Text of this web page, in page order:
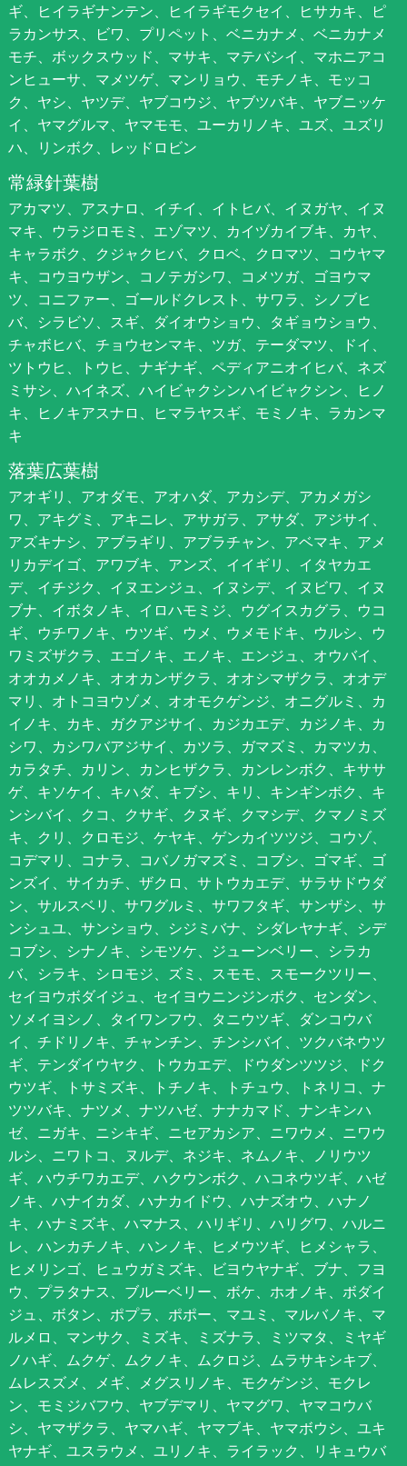
ギ、ヒイラギナンテン、ヒイラギモクセイ、ヒサカキ、ピ
ラカンサス、ビワ、プリペット、ベニカナメ、ベニカナメ
モチ、ボックスウッド、マサキ、マテバシイ、マホニアコ
ンヒューサ、マメツゲ、マンリョウ、モチノキ、モッコ
ク、ヤシ、ヤツデ、ヤブコウジ、ヤブツバキ、ヤブニッケ
イ、ヤマグルマ、ヤマモモ、ユーカリノキ、ユズ、ユズリ
ハ、リンボク、レッドロビン
常緑針葉樹
アカマツ、アスナロ、イチイ、イトヒバ、イヌガヤ、イヌ
マキ、ウラジロモミ、エゾマツ、カイヅカイブキ、カヤ、
キャラボク、クジャクヒバ、クロベ、クロマツ、コウヤマ
キ、コウヨウザン、コノテガシワ、コメツガ、ゴヨウマ
ツ、コニファー、ゴールドクレスト、サワラ、シノブヒ
バ、シラビソ、スギ、ダイオウショウ、タギョウショウ、
チャボヒバ、チョウセンマキ、ツガ、テーダマツ、ドイ、
ツトウヒ、トウヒ、ナギナギ、ペディアニオイヒバ、ネズ
ミサシ、ハイネズ、ハイビャクシンハイビャクシン、ヒノ
キ、ヒノキアスナロ、ヒマラヤスギ、モミノキ、ラカンマ
キ
落葉広葉樹
アオギリ、アオダモ、アオハダ、アカシデ、アカメガシ
ワ、アキグミ、アキニレ、アサガラ、アサダ、アジサイ、
アズキナシ、アブラギリ、アブラチャン、アベマキ、アメ
リカデイゴ、アワブキ、アンズ、イイギリ、イタヤカエ
デ、イチジク、イヌエンジュ、イヌシデ、イヌビワ、イヌ
ブナ、イボタノキ、イロハモミジ、ウグイスカグラ、ウコ
ギ、ウチワノキ、ウツギ、ウメ、ウメモドキ、ウルシ、ウ
ワミズザクラ、エゴノキ、エノキ、エンジュ、オウバイ、
オオカメノキ、オオカンザクラ、オオシマザクラ、オオデ
マリ、オトコヨウゾメ、オオモクゲンジ、オニグルミ、カ
イノキ、カキ、ガクアジサイ、カジカエデ、カジノキ、カ
シワ、カシワバアジサイ、カツラ、ガマズミ、カマツカ、
カラタチ、カリン、カンヒザクラ、カンレンボク、キササ
ゲ、キソケイ、キハダ、キブシ、キリ、キンギンボク、キ
ンシバイ、クコ、クサギ、クヌギ、クマシデ、クマノミズ
キ、クリ、クロモジ、ケヤキ、ゲンカイツツジ、コウゾ、
コデマリ、コナラ、コバノガマズミ、コブシ、ゴマギ、ゴ
ンズイ、サイカチ、ザクロ、サトウカエデ、サラサドウダ
ン、サルスベリ、サワグルミ、サワフタギ、サンザシ、サ
ンシュユ、サンショウ、シジミバナ、シダレヤナギ、シデ
コブシ、シナノキ、シモツケ、ジューンベリー、シラカ
バ、シラキ、シロモジ、ズミ、スモモ、スモークツリー、
セイヨウボダイジュ、セイヨウニンジンボク、センダン、
ソメイヨシノ、タイワンフウ、タニウツギ、ダンコウバ
イ、チドリノキ、チャンチン、チンシバイ、ツクバネウツ
ギ、テンダイウヤク、トウカエデ、ドウダンツツジ、ドク
ウツギ、トサミズキ、トチノキ、トチュウ、トネリコ、ナ
ツツバキ、ナツメ、ナツハゼ、ナナカマド、ナンキンハ
ゼ、ニガキ、ニシキギ、ニセアカシア、ニワウメ、ニワウ
ルシ、ニワトコ、ヌルデ、ネジキ、ネムノキ、ノリウツ
ギ、ハウチワカエデ、ハクウンボク、ハコネウツギ、ハゼ
ノキ、ハナイカダ、ハナカイドウ、ハナズオウ、ハナノ
キ、ハナミズキ、ハマナス、ハリギリ、ハリグワ、ハルニ
レ、ハンカチノキ、ハンノキ、ヒメウツギ、ヒメシャラ、
ヒメリンゴ、ヒュウガミズキ、ビヨウヤナギ、ブナ、フヨ
ウ、プラタナス、ブルーベリー、ボケ、ホオノキ、ボダイ
ジュ、ボタン、ポプラ、ポポー、マユミ、マルバノキ、マ
ルメロ、マンサク、ミズキ、ミズナラ、ミツマタ、ミヤギ
ノハギ、ムクゲ、ムクノキ、ムクロジ、ムラサキシキブ、
ムレスズメ、メギ、メグスリノキ、モクゲンジ、モクレ
ン、モミジバフウ、ヤブデマリ、ヤマグワ、ヤマコウバ
シ、ヤマザクラ、ヤマハギ、ヤマブキ、ヤマボウシ、ユキ
ヤナギ、ユスラウメ、ユリノキ、ライラック、リキュウバ